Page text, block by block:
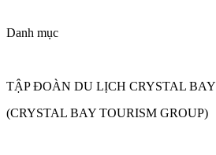
Danh mục
TẬP ĐOÀN DU LỊCH CRYSTAL BAY
(CRYSTAL BAY TOURISM GROUP)